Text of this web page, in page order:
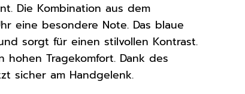
Die Kombination aus dem
eine besondere Note. Das blaue
sorgt für einen stilvollen Kontrast.
Tragekomfort. Dank des
sicher am Handgelenk.